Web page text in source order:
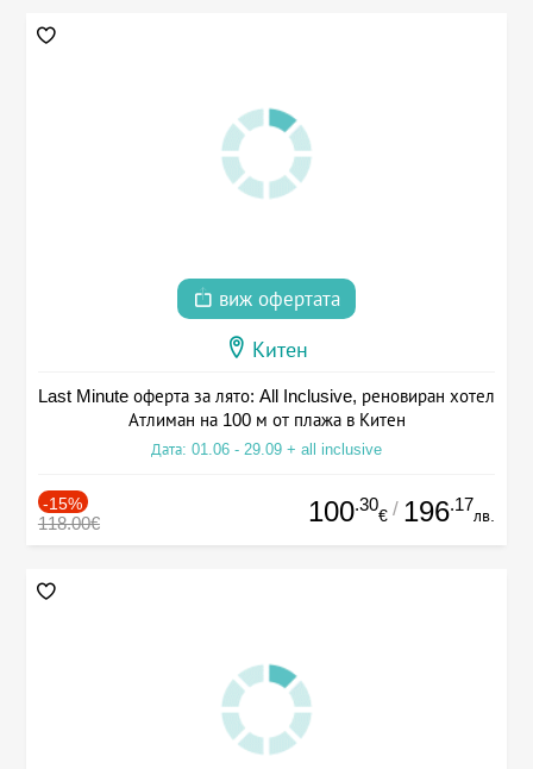
виж офертата
Китен
Last Minute оферта за лято: All Inclusive, реновиран хотел
Атлиман на 100 м от плажа в Китен
Дата: 01.06 - 29.09 + all inclusive
-15%
118.00€ 100.30
€ / 196.17
лв.